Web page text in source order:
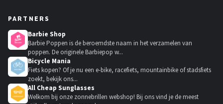
PARTNERS
Barbie Shop
Barbie Poppen is de beroemdste naam in het verzamelen van
poppen. De originele Barbiepop w...
Bicycle Mania
Fiets kopen? Of je nu een e-bike, racefiets, mountainbike of stadsfiets
zoekt, bekijk ons...
All Cheap Sunglasses
Welkom bij onze zonnebrillen webshop! Bij ons vind je de meest